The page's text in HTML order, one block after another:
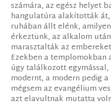
számára, az egész helyet
hangulatúra alakították
ruhában állt elénk,
érkeztünk, az alkalom
marasztalták az
Ezekben a templomokban
úgy találkozott
modernt, a modern pedig
mégsem az evangélium
azt elavultnak mutatta